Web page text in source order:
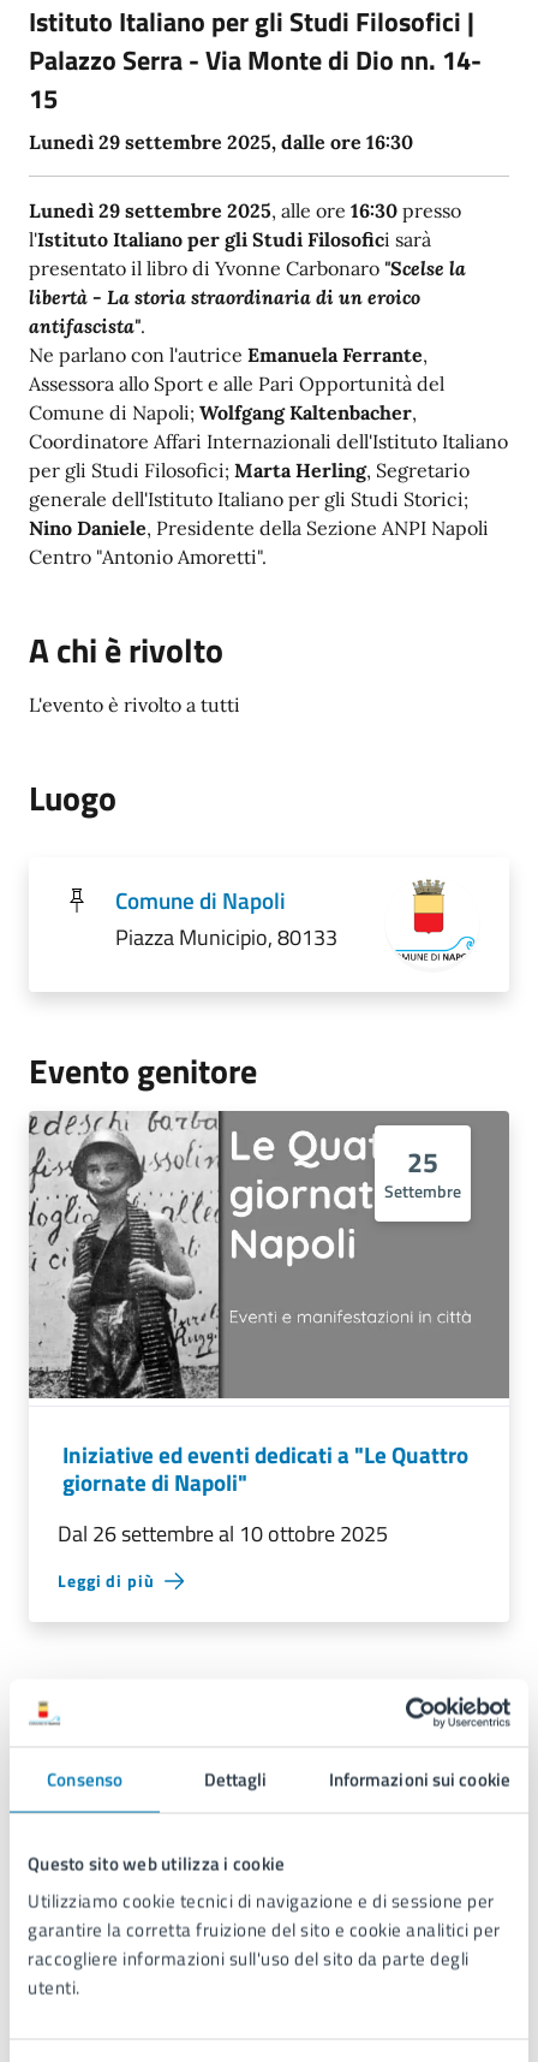
Consenso Dettagli Informazioni sui cookie
Questo sito web utilizza i cookie
Utilizziamo cookie tecnici di navigazione e di sessione per
garantire la corretta fruizione del sito e cookie analitici per
raccogliere informazioni sull'uso del sito da parte degli
utenti.
Istituto Italiano per gli Studi Filosofici |
Palazzo Serra - Via Monte di Dio nn. 14-
15
Lunedì 29 settembre 2025, dalle ore 16:30
Lunedì 29 settembre 2025, alle ore 16:30 presso
l'Istituto Italiano per gli Studi Filosofici sarà
presentato il libro di Yvonne Carbonaro "Scelse la
libertà - La storia straordinaria di un eroico
antifascista".
Ne parlano con l'autrice Emanuela Ferrante,
Assessora allo Sport e alle Pari Opportunità del
Comune di Napoli; Wolfgang Kaltenbacher,
Coordinatore Affari Internazionali dell'Istituto Italiano
per gli Studi Filosofici; Marta Herling, Segretario
generale dell'Istituto Italiano per gli Studi Storici;
Nino Daniele, Presidente della Sezione ANPI Napoli
Centro "Antonio Amoretti".
A chi è rivolto
L'evento è rivolto a tutti
Luogo
Comune di Napoli
Piazza Municipio, 80133
Evento genitore
25
Settembre
Iniziative ed eventi dedicati a "Le Quattro
giornate di Napoli"
Dal 26 settembre al 10 ottobre 2025
Leggi di più
Date e orari
26
29
SET
00:00 - Fine evento